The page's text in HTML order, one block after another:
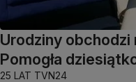
Urodziny obchodzi
Pomogła
25 LAT TVN24